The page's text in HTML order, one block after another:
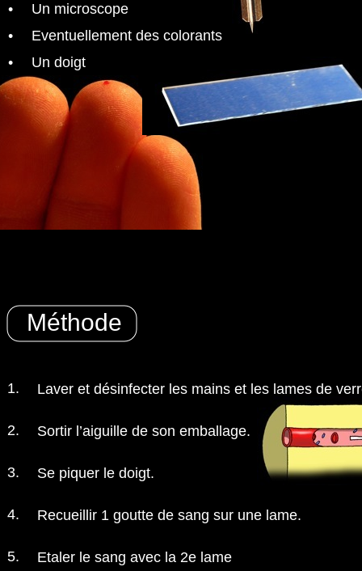
•
•
•
Laver et désinfecter les mains et les lames de
Sortir l’aiguille de son emballage.
Se piquer le doigt.
Recueillir 1 goutte de sang sur une lame.
Etaler le sang avec la 2e lame
1.
2.
3.
4.
5.
Méthode
Un microscope
Eventuellement des colorants
Un doigt